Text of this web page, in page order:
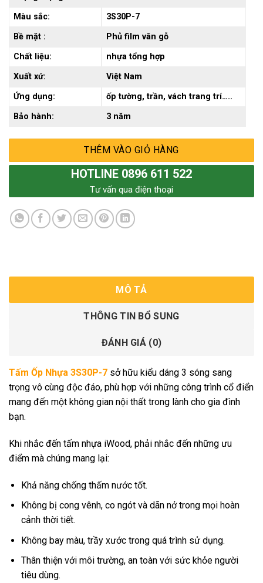
Màu sắc:
3S30P-7
Bề mặt :
Phủ film vân gỗ
Chất liệu:
nhựa tổng hợp
Xuất xứ:
Việt Nam
Ứng dụng:
ốp tường, trần, vách trang trí…..
Bảo hành:
3 năm
THÊM VÀO GIỎ HÀNG
HOTLINE 0896 611 522
Tư vấn qua điện thoại
MÔ TẢ
THÔNG TIN BỔ SUNG
ĐÁNH GIÁ (0)
Tấm Ốp Nhựa 3S30P-7 sở hữu kiểu dáng 3 sóng sang
trọng vô cùng độc đáo, phù hợp với những công trình cổ điển
mang đến một không gian nội thất trong lành cho gia đình
bạn.
Khi nhắc đến tấm nhựa iWood, phải nhắc đến những ưu
điểm mà chúng mang lại:
Khả năng chống thấm nước tốt.
Không bị cong vênh, co ngót và dãn nở trong mọi hoàn
cảnh thời tiết.
Không bay màu, trầy xước trong quá trình sử dụng.
Thân thiện với môi trường, an toàn với sức khỏe người
tiêu dùng.